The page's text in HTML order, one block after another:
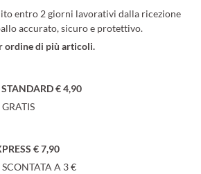
entro 2 giorni lavorativi dalla ricezione
accurato, sicuro e protettivo.
ordine di più articoli.
€ 4,90
€ 7,90
A 3 €